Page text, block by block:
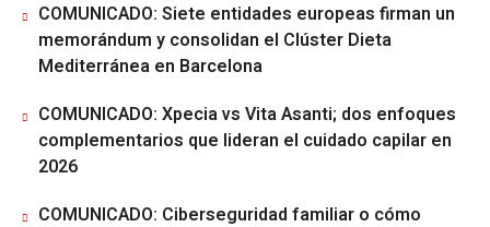
COMUNICADO: Siete entidades europeas firman un
memorándum y consolidan el Clúster Dieta
Mediterránea en Barcelona
COMUNICADO: Xpecia vs Vita Asanti; dos enfoques
complementarios que lideran el cuidado capilar en
2026
COMUNICADO: Ciberseguridad familiar o cómo